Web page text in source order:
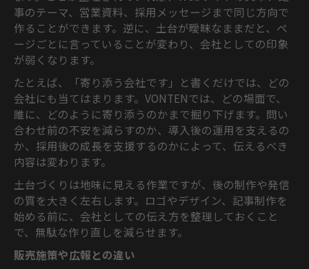
事のテーマ、営業資料、採用メッセージまで同じ方向で
作ることができます。逆に、土台が曖昧なままだと、ペ
ージごとに言っていることが変わり、会社としての印象
が弱くなります。
たとえば、「寄り添う会社です」と書くだけでは、どの
会社にも当てはまります。VONTENでは、どの場面で、
誰に、どのように寄り添うのかまで掘り下げます。問い
合わせ前の不安を減らすのか、導入後の運用を支えるの
か、採用後の成長を支援するのかによって、伝えるべき
内容は変わります。
土台づくりは地味に見える作業ですが、後の制作や発信
の質を大きく左右します。ロゴやデザイン、記事制作を
始める前に、会社としての伝え方を整理しておくこと
で、無駄な作り直しを減らせます。
販売施策や広報との違い